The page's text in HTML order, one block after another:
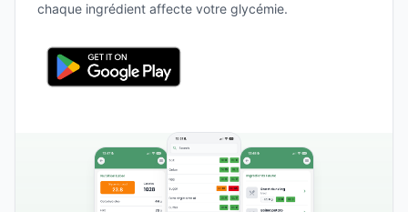
chaque ingrédient affecte votre glycémie.